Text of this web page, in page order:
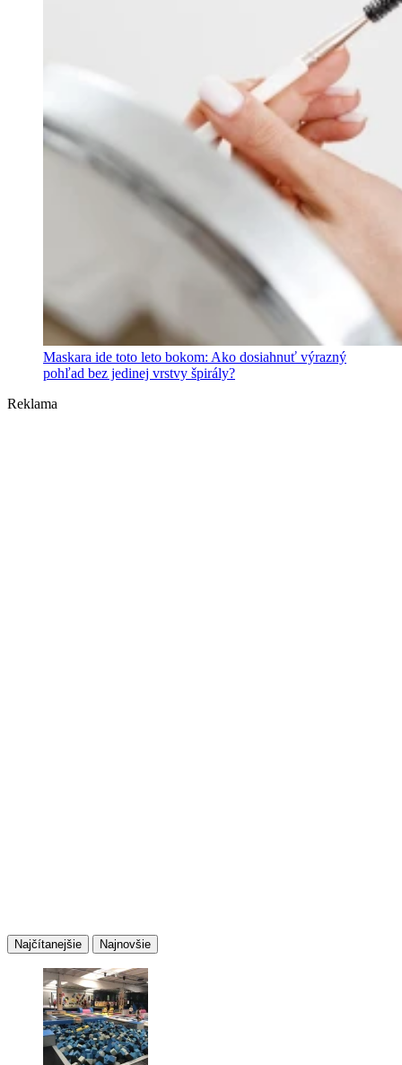
Maskara ide toto leto bokom: Ako dosiahnuť výrazný
pohľad bez jedinej vrstvy špirály?
Reklama
Najčítanejšie Najnovšie